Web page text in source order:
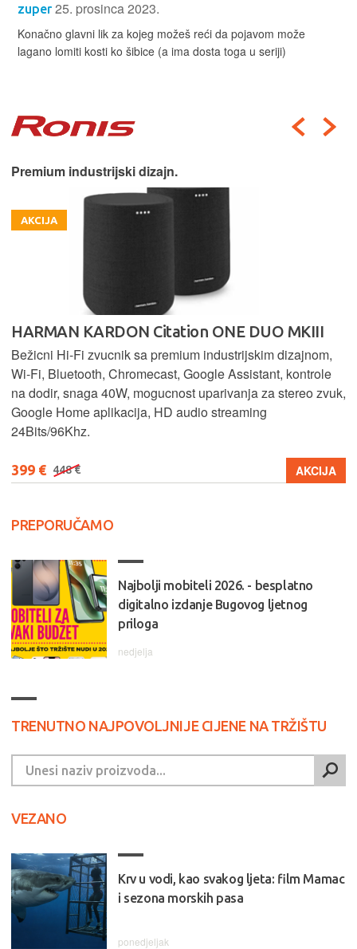
zuper 25. prosinca 2023.
Konačno glavni lik za kojeg možeš reći da pojavom može
lagano lomiti kosti ko šibice (a ima dosta toga u seriji)
Premium industrijski dizajn.
AKCIJA
HARMAN KARDON Citation ONE DUO MKIII
Bežicni Hi-Fi zvucnik sa premium industrijskim dizajnom,
Wi-Fi, Bluetooth, Chromecast, Google Assistant, kontrole
na dodir, snaga 40W, mogucnost uparivanja za stereo zvuk,
Google Home aplikacija, HD audio streaming
24Bits/96Khz.
399 € 448 € AKCIJA
PREPORUČAMO
Najbolji mobiteli 2026. - besplatno
digitalno izdanje Bugovog ljetnog
priloga
nedjelja
TRENUTNO NAJPOVOLJNIJE CIJENE NA TRŽIŠTU
VEZANO
Krv u vodi, kao svakog ljeta: film Mamac
i sezona morskih pasa
ponedjeljak